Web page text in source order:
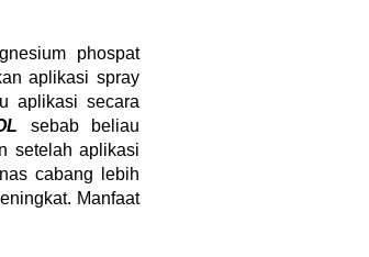
phospat
aplikasi spray
aplikasi secara
sebab beliau
setelah aplikasi
cabang lebih
Manfaat